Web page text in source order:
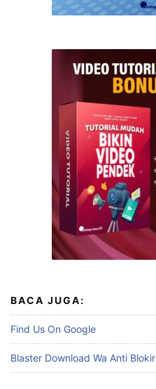
BACA JUGA:
Find Us On Google
Blaster Download Wa Anti Blokir